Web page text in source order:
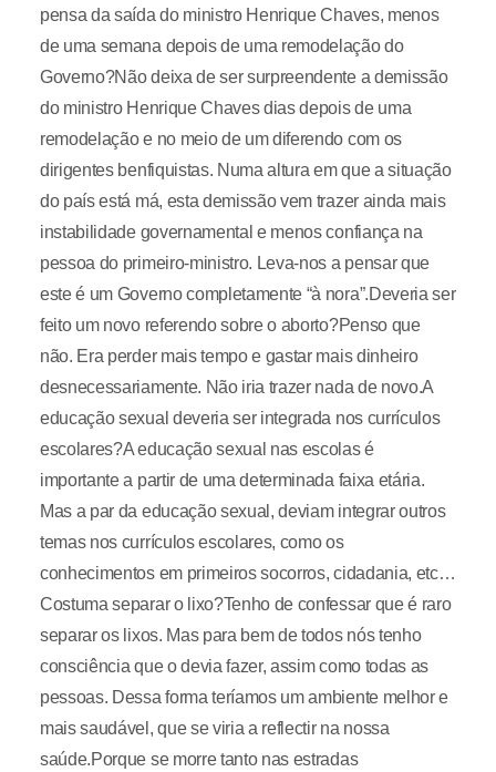
pensa da saída do ministro Henrique Chaves, menos
de uma semana depois de uma remodelação do
Governo?Não deixa de ser surpreendente a demissão
do ministro Henrique Chaves dias depois de uma
remodelação e no meio de um diferendo com os
dirigentes benfiquistas. Numa altura em que a situação
do país está má, esta demissão vem trazer ainda mais
instabilidade governamental e menos confiança na
pessoa do primeiro-ministro. Leva-nos a pensar que
este é um Governo completamente “à nora”.Deveria ser
feito um novo referendo sobre o aborto?Penso que
não. Era perder mais tempo e gastar mais dinheiro
desnecessariamente. Não iria trazer nada de novo.A
educação sexual deveria ser integrada nos currículos
escolares?A educação sexual nas escolas é
importante a partir de uma determinada faixa etária.
Mas a par da educação sexual, deviam integrar outros
temas nos currículos escolares, como os
conhecimentos em primeiros socorros, cidadania, etc…
Costuma separar o lixo?Tenho de confessar que é raro
separar os lixos. Mas para bem de todos nós tenho
consciência que o devia fazer, assim como todas as
pessoas. Dessa forma teríamos um ambiente melhor e
mais saudável, que se viria a reflectir na nossa
saúde.Porque se morre tanto nas estradas